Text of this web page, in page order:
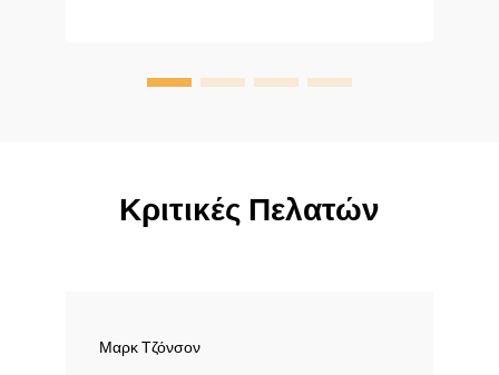
Κριτικές Πελατών
Μαρκ Τζόνσον